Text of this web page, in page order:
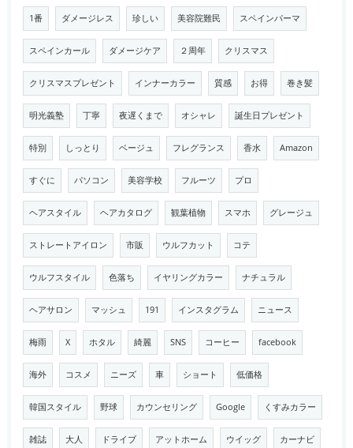
1番 ダメージレス 珍しい 美容院難民 スペインパーマ
スペインカール ダメージケア ２周年 クリスマス
クリスマスプレゼント インナーカラー 質感 お得 巻き髪
明光義塾 丁寧 夜遅くまで オシャレ 誕生日プレゼント
特別 しっとり ベージュ フレグランス 香水 Amazon
すぐに パソコン 美容学校 フルーツ プロ
ヘアスタイル ヘアカタログ 観葉植物 スマホ グレージュ
ストレートアイロン 市販 ウルフカット コテ
ウルフスタイル 色落ち イヤリングカラー ナチュラル
ヘアサロン マッシュ 191 インスタグラム ニュース
梅雨 X ホタル 綺麗 SNS コーヒー facebook
海外 コスメ ニーズ 車 ショート 低価格
韓国スタイル 野球 カウンセリング Google くすみカラー
雑誌 大人 ドライブ アットホーム ウイッグ カーナビ